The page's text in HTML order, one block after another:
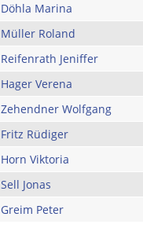
Döhla Marina
Müller Roland
Reifenrath Jeniffer
Hager Verena
Zehendner Wolfgang
Fritz Rüdiger
Horn Viktoria
Sell Jonas
Greim Peter